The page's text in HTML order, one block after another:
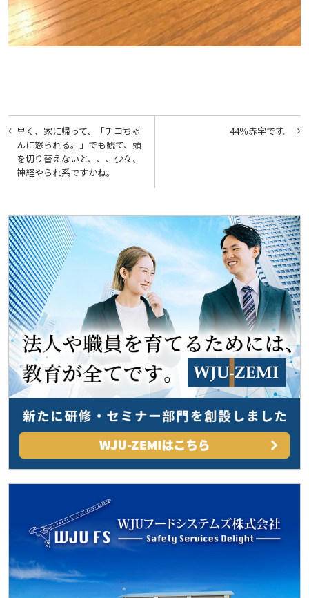
投
稿
ナ
ゲ
ー
シ
ョ
ン
44％赤字です。
早く、家に帰って、「チコちゃ
んに怒られる。」でも観て、頭
を切り替えないと、、、少々、
神経やられ系ですかね。